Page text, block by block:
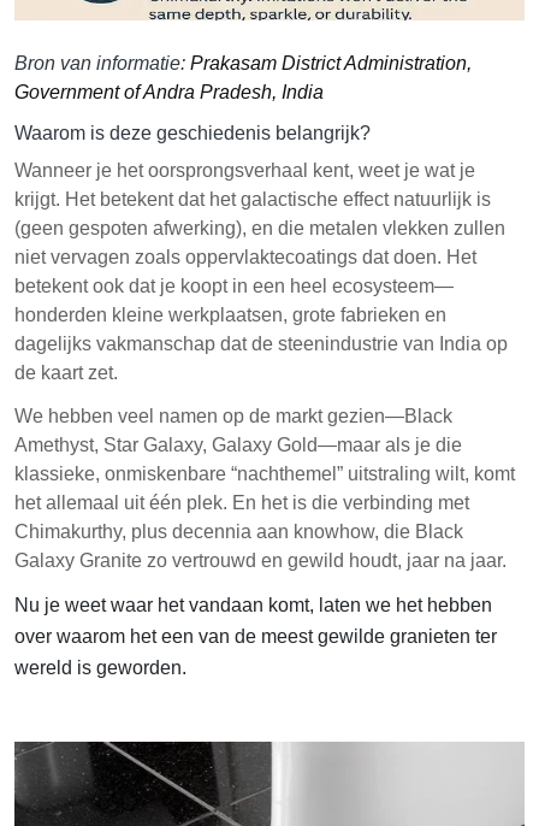
Bron van informatie: Prakasam District Administration,
Government of Andra Pradesh, India
Waarom is deze geschiedenis belangrijk?
Wanneer je het oorsprongsverhaal kent, weet je wat je
krijgt. Het betekent dat het galactische effect natuurlijk is
(geen gespoten afwerking), en die metalen vlekken zullen
niet vervagen zoals oppervlaktecoatings dat doen. Het
betekent ook dat je koopt in een heel ecosysteem—
honderden kleine werkplaatsen, grote fabrieken en
dagelijks vakmanschap dat de steenindustrie van India op
de kaart zet.
We hebben veel namen op de markt gezien—Black
Amethyst, Star Galaxy, Galaxy Gold—maar als je die
klassieke, onmiskenbare “nachthemel” uitstraling wilt, komt
het allemaal uit één plek. En het is die verbinding met
Chimakurthy, plus decennia aan knowhow, die Black
Galaxy Granite zo vertrouwd en gewild houdt, jaar na jaar.
Nu je weet waar het vandaan komt, laten we het hebben
over waarom het een van de meest gewilde granieten ter
wereld is geworden.